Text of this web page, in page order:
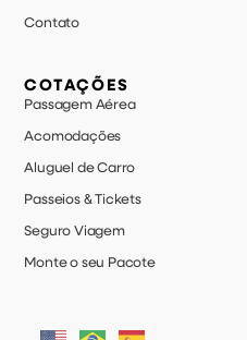
Contato
COTAÇÕES
Passagem Aérea
Acomodações
Aluguel de Carro
Passeios & Tickets
Seguro Viagem
Monte o seu Pacote